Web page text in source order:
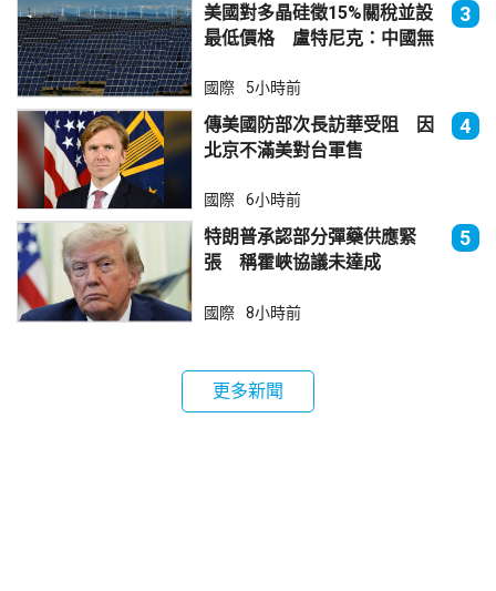
美國對多晶硅徵15%關稅並設
最低價格 盧特尼克：中國無
3
國際 5小時前
傳美國防部次長訪華受阻 因
北京不滿美對台軍售
4
國際 6小時前
特朗普承認部分彈藥供應緊
張 稱霍峽協議未達成
5
國際 8小時前
更多新聞